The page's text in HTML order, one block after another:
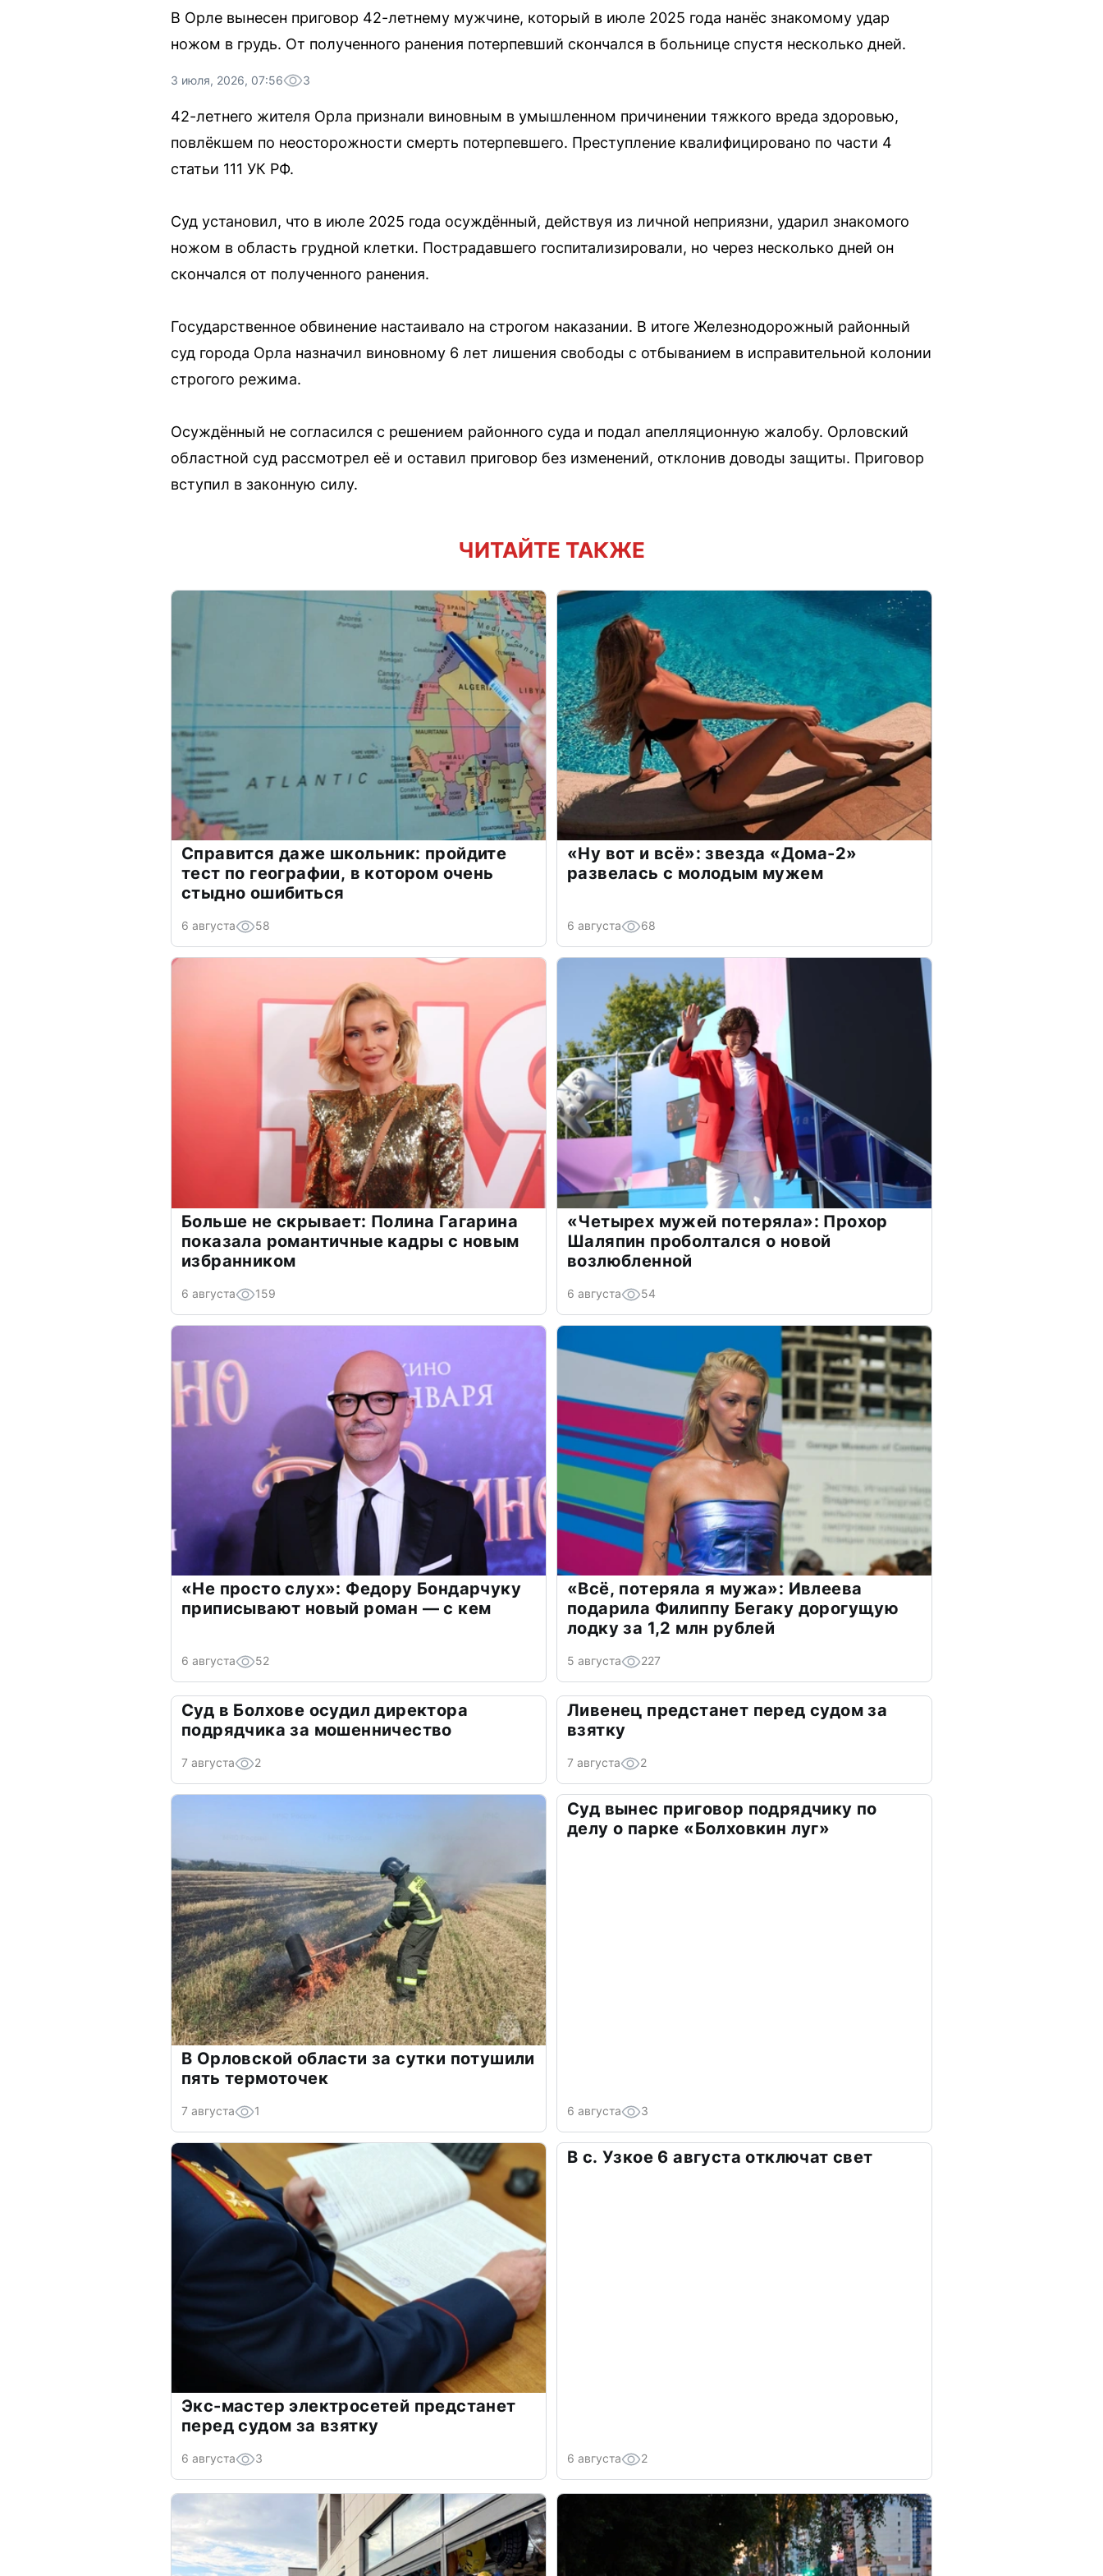
В Орле вынесен приговор 42-летнему мужчине, который в июле 2025 года нанёс знакомому удар
ножом в грудь. От полученного ранения потерпевший скончался в больнице спустя несколько дней.
3 июля, 2026, 07:56 3
42-летнего жителя Орла признали виновным в умышленном причинении тяжкого вреда здоровью,
повлёкшем по неосторожности смерть потерпевшего. Преступление квалифицировано по части 4
статьи 111 УК РФ.
Суд установил, что в июле 2025 года осуждённый, действуя из личной неприязни, ударил знакомого
ножом в область грудной клетки. Пострадавшего госпитализировали, но через несколько дней он
скончался от полученного ранения.
Государственное обвинение настаивало на строгом наказании. В итоге Железнодорожный районный
суд города Орла назначил виновному 6 лет лишения свободы с отбыванием в исправительной колонии
строгого режима.
Осуждённый не согласился с решением районного суда и подал апелляционную жалобу. Орловский
областной суд рассмотрел её и оставил приговор без изменений, отклонив доводы защиты. Приговор
вступил в законную силу.
ЧИТАЙТЕ ТАКЖЕ
Справится даже школьник: пройдите
тест по географии, в котором очень
стыдно ошибиться
6 августа 58
«Ну вот и всё»: звезда «Дома-2»
развелась с молодым мужем
6 августа 68
Больше не скрывает: Полина Гагарина
показала романтичные кадры с новым
избранником
6 августа 159
«Четырех мужей потеряла»: Прохор
Шаляпин проболтался о новой
возлюбленной
6 августа 54
«Не просто слух»: Федору Бондарчуку
приписывают новый роман — с кем
6 августа 52
«Всё, потеряла я мужа»: Ивлеева
подарила Филиппу Бегаку дорогущую
лодку за 1,2 млн рублей
5 августа 227
Суд в Болхове осудил директора
подрядчика за мошенничество
7 августа 2
Ливенец предстанет перед судом за
взятку
7 августа 2
В Орловской области за сутки потушили
пять термоточек
7 августа 1
Суд вынес приговор подрядчику по
делу о парке «Болховкин луг»
6 августа 3
Экс-мастер электросетей предстанет
перед судом за взятку
6 августа 3
В с. Узкое 6 августа отключат свет
6 августа 2